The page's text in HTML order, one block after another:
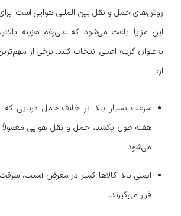
روش‌های حمل و نقل بین المللی هوایی است.
این مزایا باعث می‌شود که علی‌رغم هزینه
به‌عنوان گزینه اصلی انتخاب کنند. برخی از
از:
سرعت بسیار بالا: بر خلاف حمل دریایی
هفته طول بکشد، حمل و نقل هوایی معمولاً
می‌شود.
ایمنی بالا: کالاها کمتر در معرض آسیب،
قرار می‌گیرند.